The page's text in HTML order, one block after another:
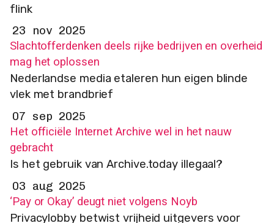
flink
23 nov 2025
Slachtofferdenken deels rijke bedrijven en overheid
mag het oplossen
Nederlandse media etaleren hun eigen blinde
vlek met brandbrief
07 sep 2025
Het officiële Internet Archive wel in het nauw
gebracht
Is het gebruik van Archive.today illegaal?
03 aug 2025
‘Pay or Okay’ deugt niet volgens Noyb
Privacylobby betwist vrijheid uitgevers voor